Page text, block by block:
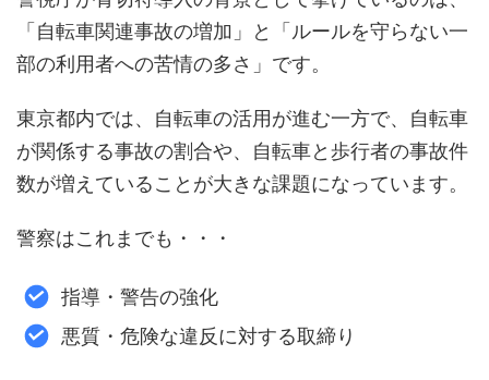
「自転車関連事故の増加」と「ルールを守らない一
部の利用者への苦情の多さ」です。
東京都内では、自転車の活用が進む一方で、自転車
が関係する事故の割合や、自転車と歩行者の事故件
数が増えていることが大きな課題になっています。
警察はこれまでも・・・
指導・警告の強化
悪質・危険な違反に対する取締り